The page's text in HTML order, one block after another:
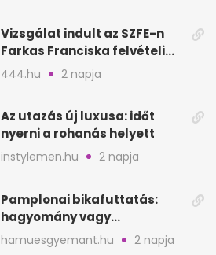
Vizsgálat indult az SZFE-n
Farkas Franciska felvételi
videója után
444.hu 2 napja
Az utazás új luxusa: időt
nyerni a rohanás helyett
instylemen.hu 2 napja
Pamplonai bikafuttatás:
hagyomány vagy
értelmetlen vérontás?
hamuesgyemant.hu 2 napja